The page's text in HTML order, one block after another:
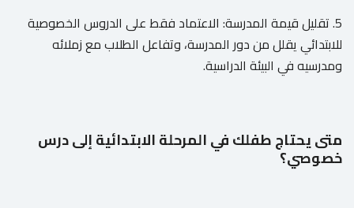
5. تقليل قيمة المدرسة: الاعتماد فقط على الدروس الخصوصية
للابتدائي يقلل من دور المدرسة، وتفاعل الطلاب مع زملائه
ومدرسيه في البيئة الدراسية.
متى يحتاج طفلك في المرحلة الابتدائية إلى درس
خصوصي؟